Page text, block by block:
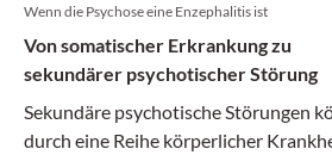
Wenn die Psychose eine Enzephalitis ist
Von somatischer Erkrankung zu
sekundärer psychotischer Störung
Sekundäre psychotische Störungen
durch eine Reihe körperlicher